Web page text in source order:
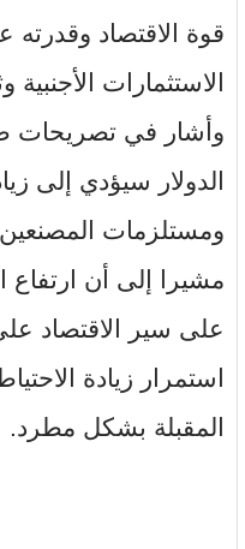
قوة الاقتصاد
الاستثمارات
وأشار في تصريحات
الدولار سيؤدي إلى
ومستلزمات
مشيرا إلى أن ارتفاع
على سير الاقتصاد
استمرار زيادة
المقبلة بشكل مطرد.